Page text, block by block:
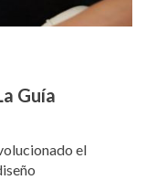
Guía
el